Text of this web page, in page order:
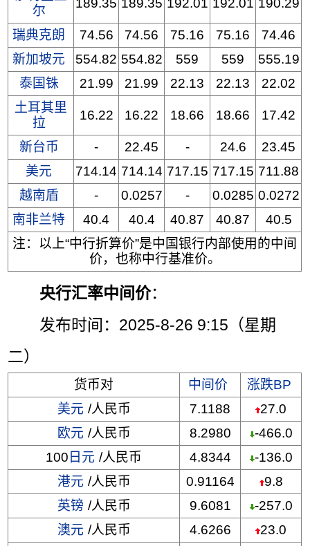
尔
189.35 189.35 192.01 192.01 190.29
瑞典克朗 74.56 74.56 75.16 75.16
74.46
新加坡元
554.82 554.82 559 559
555.19
泰国铢
21.99 21.99 22.13 22.13
22.02
土耳其里
拉
16.22 16.22 18.66 18.66 17.42
新台币 - 22.45 - 24.6
23.45
美元
714.14 714.14 717.15 717.15 711.88
越南盾
- 0.0257 - 0.0285 0.0272
南非兰特
40.4 40.4 40.87 40.87
40.5
注：以上“中行折算价”是中国银行内部使用的中间
价，也称中行基准价。
央行汇率中间价：
发布时间：2025-8-26 9:15（星期
二）
货币对 中间价
涨跌BP
美元 /人民币 7.1188
27.0
欧元 /人民币 8.2980
-466.0
100 日元 /人民币 4.8344
-136.0
港元 /人民币 0.91164
9.8
英镑 /人民币 9.6081
-257.0
澳元 /人民币 4.6266
23.0